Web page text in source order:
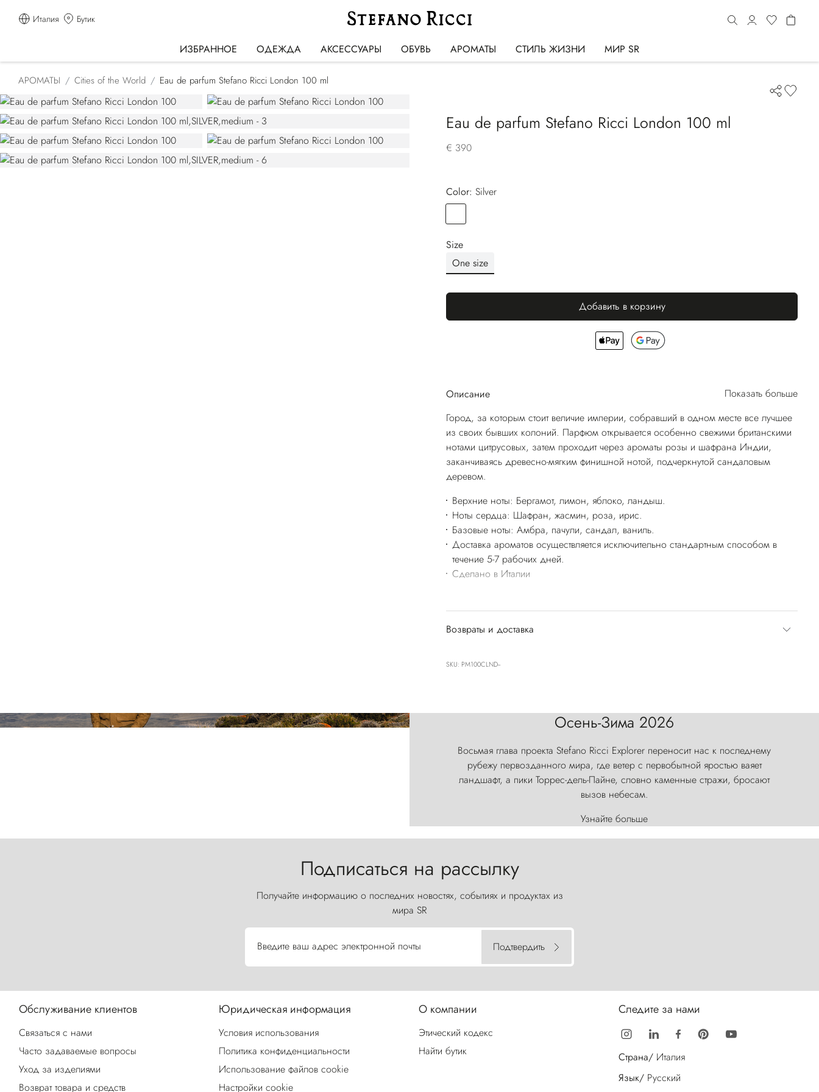
Италия Бутик
ИЗБРАННОЕ ОДЕЖДА АКСЕССУАРЫ ОБУВЬ АРОМАТЫ СТИЛЬ ЖИЗНИ МИР SR
АРОМАТЫ Cities of the World Eau de parfum Stefano Ricci London 100 ml
Eau de parfum Stefano Ricci London 100 ml
€ 390
Color:
silver
Size
One size
Добавить в корзину
Описание
Показать больше
Город, за которым стоит величие империи, собравший в одном месте все лучшее
из своих бывших колоний. Парфюм открывается особенно свежими британскими
нотами цитрусовых, затем проходит через ароматы розы и шафрана Индии,
заканчиваясь древесно-мягким финишной нотой, подчеркнутой сандаловым
деревом.
Верхние ноты: Бергамот, лимон, яблоко, ландыш.
Ноты сердца: Шафран, жасмин, роза, ирис.
Базовые ноты: Амбра, пачули, сандал, ваниль.
Доставка ароматов осуществляется исключительно стандартным способом в
течение 5-7 рабочих дней.
Сделано в Италии
Возвраты и доставка
SKU: PM100CLND--
Осень-Зима 2026
Восьмая глава проекта Stefano Ricci Explorer переносит нас к последнему
рубежу первозданного мира, где ветер с первобытной яростью ваяет
ландшафт, а пики Торрес-дель-Пайне, словно каменные стражи, бросают
вызов небесам.
Узнайте больше
Подписаться на рассылку
Получайте информацию о последних новостях, событиях и продуктах из
мира SR
Введите ваш адрес электронной почты Подтвердить
Обслуживание клиентов
Связаться с нами
Часто задаваемые вопросы
Уход за изделиями
Возврат товара и средств
Юридическая информация
Условия использования
Политика конфиденциальности
Использование файлов cookie
Настройки cookie
О компании
Этический кодекс
Найти бутик
Следите за нами
Страна/ Италия
Язык/ Русский